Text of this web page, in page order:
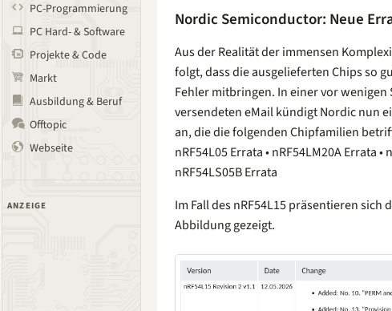
PC-Programmierung
PC Hard- & Software
Projekte & Code
Markt
Ausbildung & Beruf
Offtopic
Webseite
ANZEIGE
Nordic Semiconductor: Neue
Aus der Realität der immensen
folgt, dass die ausgelieferten Chips so
Fehler mitbringen. In einer vor
versendeten eMail kündigt Nordic nun
an, die die folgenden Chipfamilien
⁠nRF54L05 Errata • ⁠nRF54LM20A Errata
⁠nRF54LS05B Errata
Im Fall des nRF54L15 präsentieren
Abbildung gezeigt.